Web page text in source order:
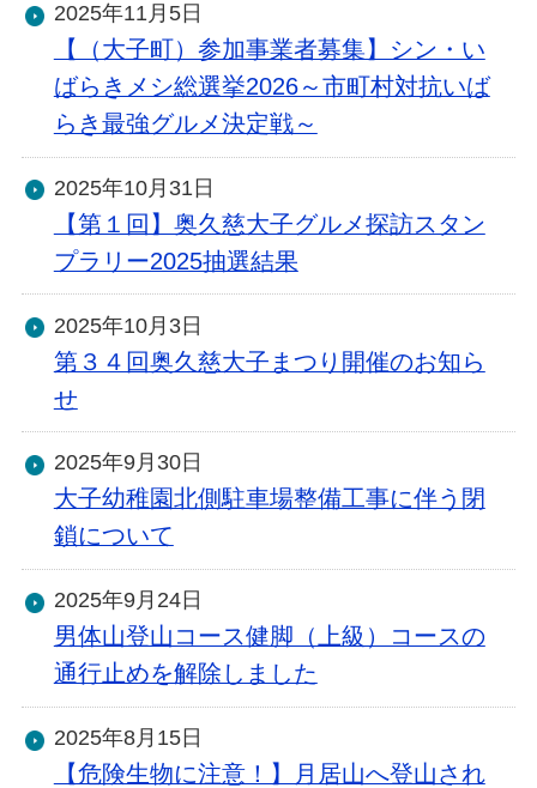
2025年11月5日
【（大子町）参加事業者募集】シン・い
ばらきメシ総選挙2026～市町村対抗いば
らき最強グルメ決定戦～
2025年10月31日
【第１回】奥久慈大子グルメ探訪スタン
プラリー2025抽選結果
2025年10月3日
第３４回奥久慈大子まつり開催のお知ら
せ
2025年9月30日
大子幼稚園北側駐車場整備工事に伴う閉
鎖について
2025年9月24日
男体山登山コース健脚（上級）コースの
通行止めを解除しました
2025年8月15日
【危険生物に注意！】月居山へ登山され